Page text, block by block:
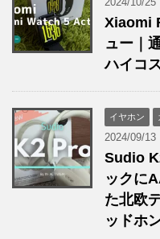
Xiaomi
ュー｜
ハイコ
イヤホン
2024/09/13
Sudio
ックに
た北欧
ッドホ